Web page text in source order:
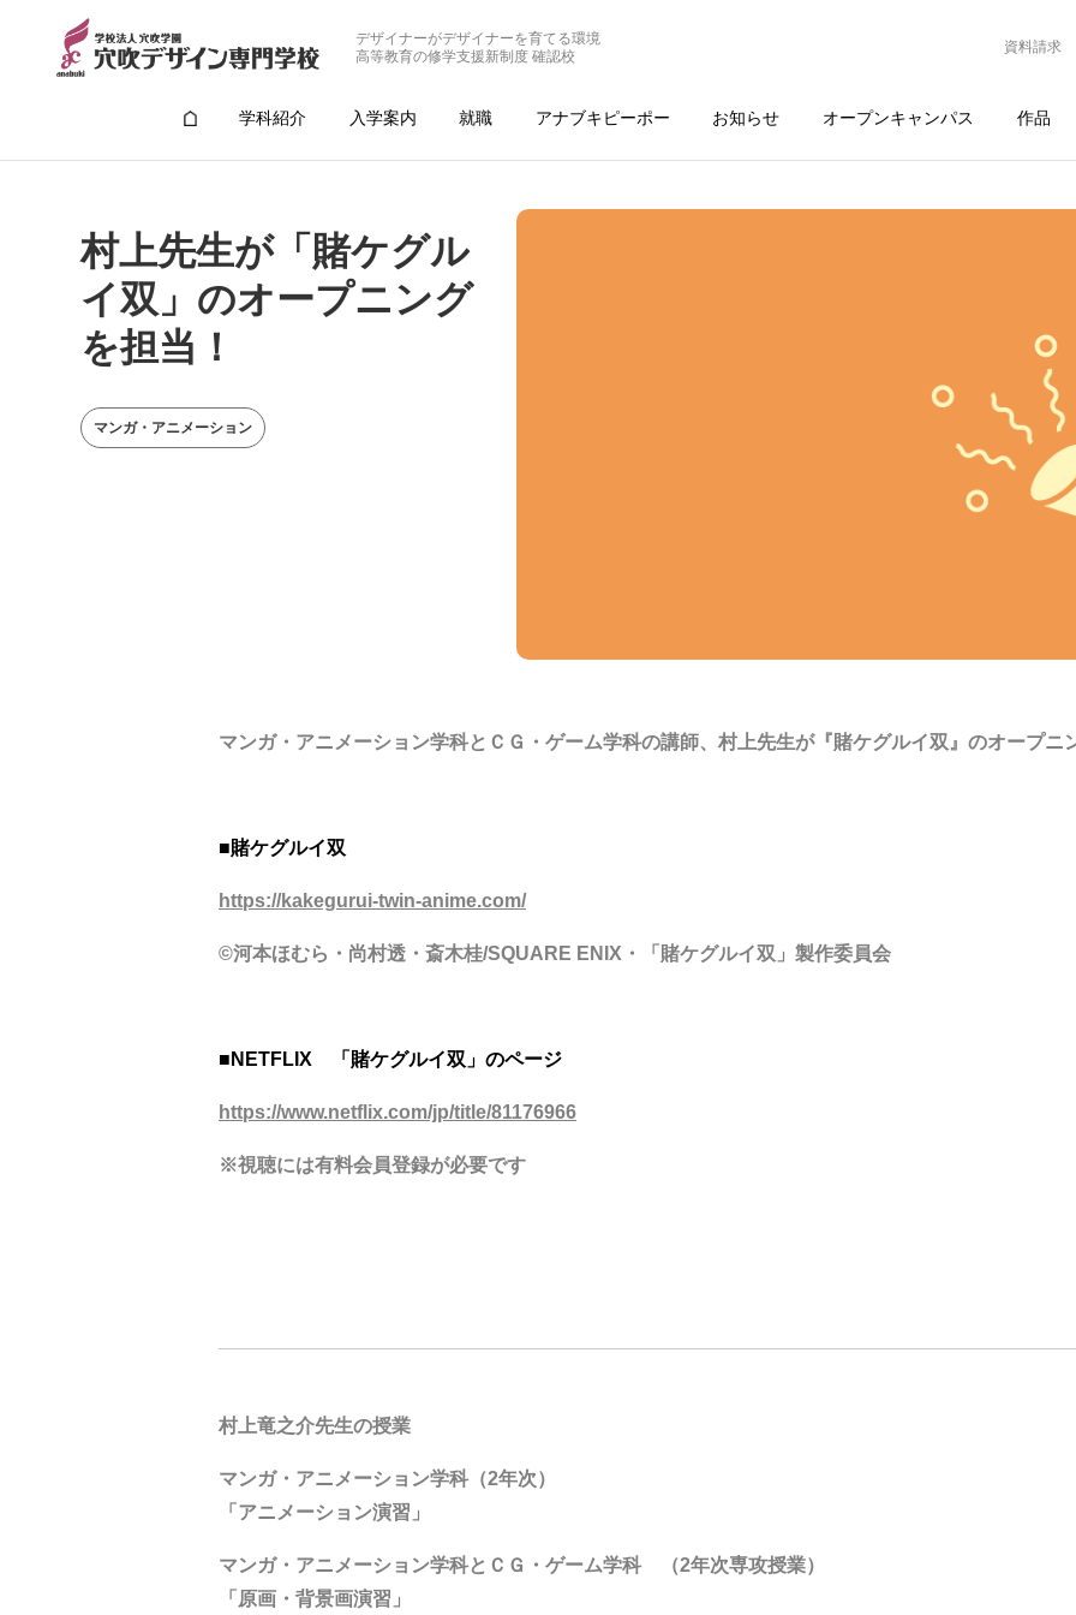
デザイナーがデザイナーを育てる環境
高等教育の修学支援新制度 確認校
資料請求
学科紹介 入学案内 就職 アナブキピーポー お知らせ オープンキャンパス 作品
村上先生が「賭ケグル
イ双」のオープニング
を担当！
マンガ・アニメーション
マンガ・アニメーション学科とＣＧ・ゲーム学科の講師、村上先生が『賭ケグルイ双』のオープニ
■賭ケグルイ双
https://kakegurui-twin-anime.com/
©河本ほむら・尚村透・斎木桂/SQUARE ENIX・「賭ケグルイ双」製作委員会
■NETFLIX 「賭ケグルイ双」のページ
https://www.netflix.com/jp/title/81176966
※視聴には有料会員登録が必要です
村上竜之介先生の授業
マンガ・アニメーション学科（2年次）
「アニメーション演習」
マンガ・アニメーション学科とＣＧ・ゲーム学科 （2年次専攻授業）
「原画・背景画演習」